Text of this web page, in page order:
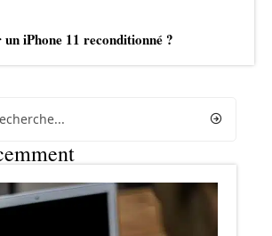
iPhone 11 reconditionné ?